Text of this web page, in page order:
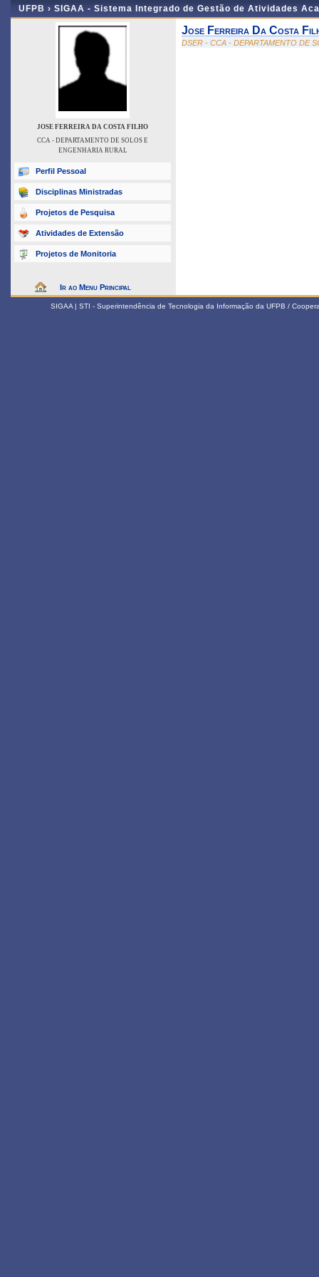
UFPB › SIGAA - Sistema Integrado de Gestão de Atividades
JOSE FERREIRA DA COSTA FILHO
CCA - DEPARTAMENTO DE SOLOS E
ENGENHARIA RURAL
Perfil Pessoal
Disciplinas Ministradas
Projetos de Pesquisa
Atividades de Extensão
Projetos de Monitoria
Ir ao Menu Principal
Jose Ferreira Da Costa
DSER - CCA - DEPARTAMENTO DE
SIGAA | STI - Superintendência de Tecnologia da Informação da UFPB /